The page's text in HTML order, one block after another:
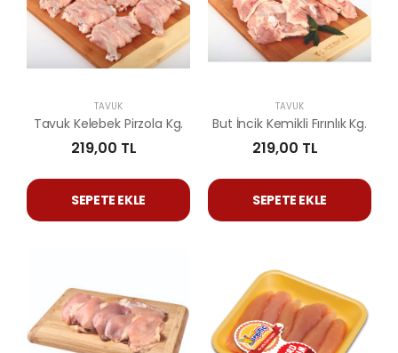
TAVUK
Tavuk Kelebek Pirzola Kg.
219,00 TL
SEPETE EKLE
TAVUK
But İncik Kemikli Fırınlık Kg.
219,00 TL
SEPETE EKLE